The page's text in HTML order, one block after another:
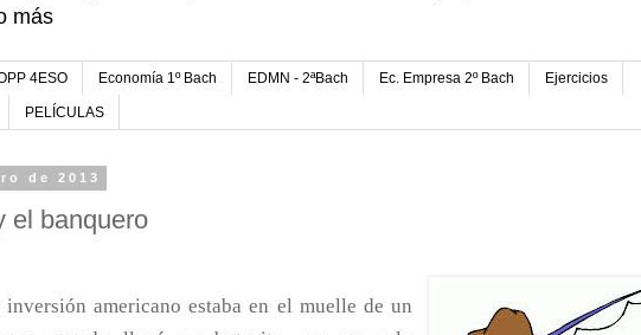
más
4ESO Economía 1º Bach EDMN - 2ªBach Ec. Empresa 2º Bach Ejercicios
PELÍCULAS
de 2013
el banquero
inversión americano estaba en el muelle de un